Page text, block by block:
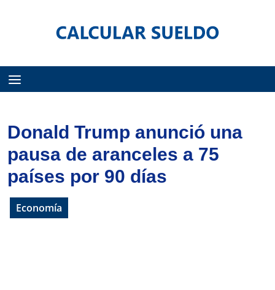
Donald Trump anunció una
pausa de aranceles a 75
países por 90 días
Economía